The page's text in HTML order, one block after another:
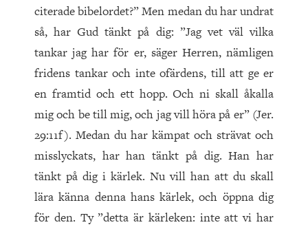
citerade bibelordet?” Men medan du har undrat
så, har Gud tänkt på dig: ”Jag vet väl vilka
tankar jag har för er, säger Herren, nämligen
fridens tankar och inte ofärdens, till att ge er
en framtid och ett hopp. Och ni skall åkalla
mig och be till mig, och jag vill höra på er” (Jer.
29:11f). Medan du har kämpat och strävat och
misslyckats, har han tänkt på dig. Han har
tänkt på dig i kärlek. Nu vill han att du skall
lära känna denna hans kärlek, och öppna dig
för den. Ty ”detta är kärleken: inte att vi har